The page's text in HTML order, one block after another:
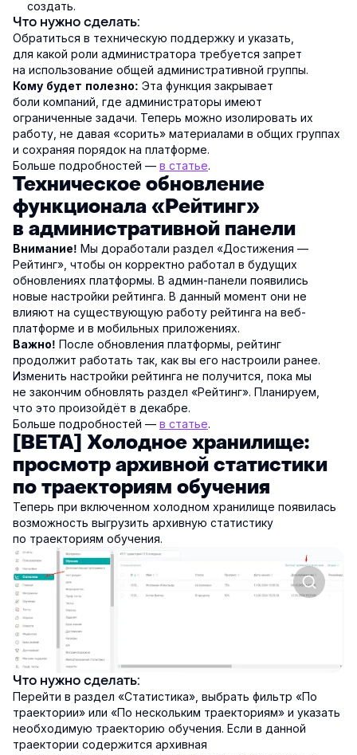
создать.
Что нужно сделать:
Обратиться в техническую поддержку и указать,
для какой роли администратора требуется запрет
на использование общей административной группы.
Кому будет полезно: Эта функция закрывает
боли компаний, где администраторы имеют
ограниченные задачи. Теперь можно изолировать их
работу, не давая «сорить» материалами в общих группах
и сохраняя порядок на платформе.
Больше подробностей — в статье.
Техническое обновление
функционала «Рейтинг»
в административной панели
Внимание! Мы доработали раздел «Достижения —
Рейтинг», чтобы он корректно работал в будущих
обновлениях платформы. В админ-панели появились
новые настройки рейтинга. В данный момент они не
влияют на существующую работу рейтинга на веб-
платформе и в мобильных приложениях.
Важно! После обновления платформы, рейтинг
продолжит работать так, как вы его настроили ранее.
Изменить настройки рейтинга не получится, пока мы
не закончим обновлять раздел «Рейтинг». Планируем,
что это произойдёт в декабре.
Больше подробностей — в статье.
[BETA] Холодное хранилище:
просмотр архивной статистики
по траекториям обучения
Теперь при включенном холодном хранилище появилась
возможность выгрузить архивную статистику
по траекториям обучения.
Что нужно сделать:
Перейти в раздел «Статистика», выбрать фильтр «По
траектории» или «По нескольким траекториям» и указать
необходимую траекторию обучения. Если в данной
траектории содержится архивная